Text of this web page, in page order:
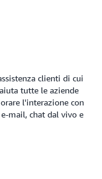
clienti di cui
tutte le aziende
l'interazione con
mail, chat dal vivo e